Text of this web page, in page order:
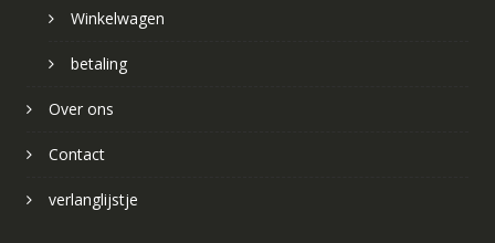
Winkelwagen
betaling
Over ons
Contact
verlanglijstje